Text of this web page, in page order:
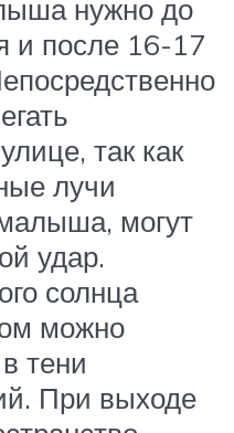
нужно до
и после 16-17
так как
лучи
могут
удар.
солнца
можно
тени
При выходе